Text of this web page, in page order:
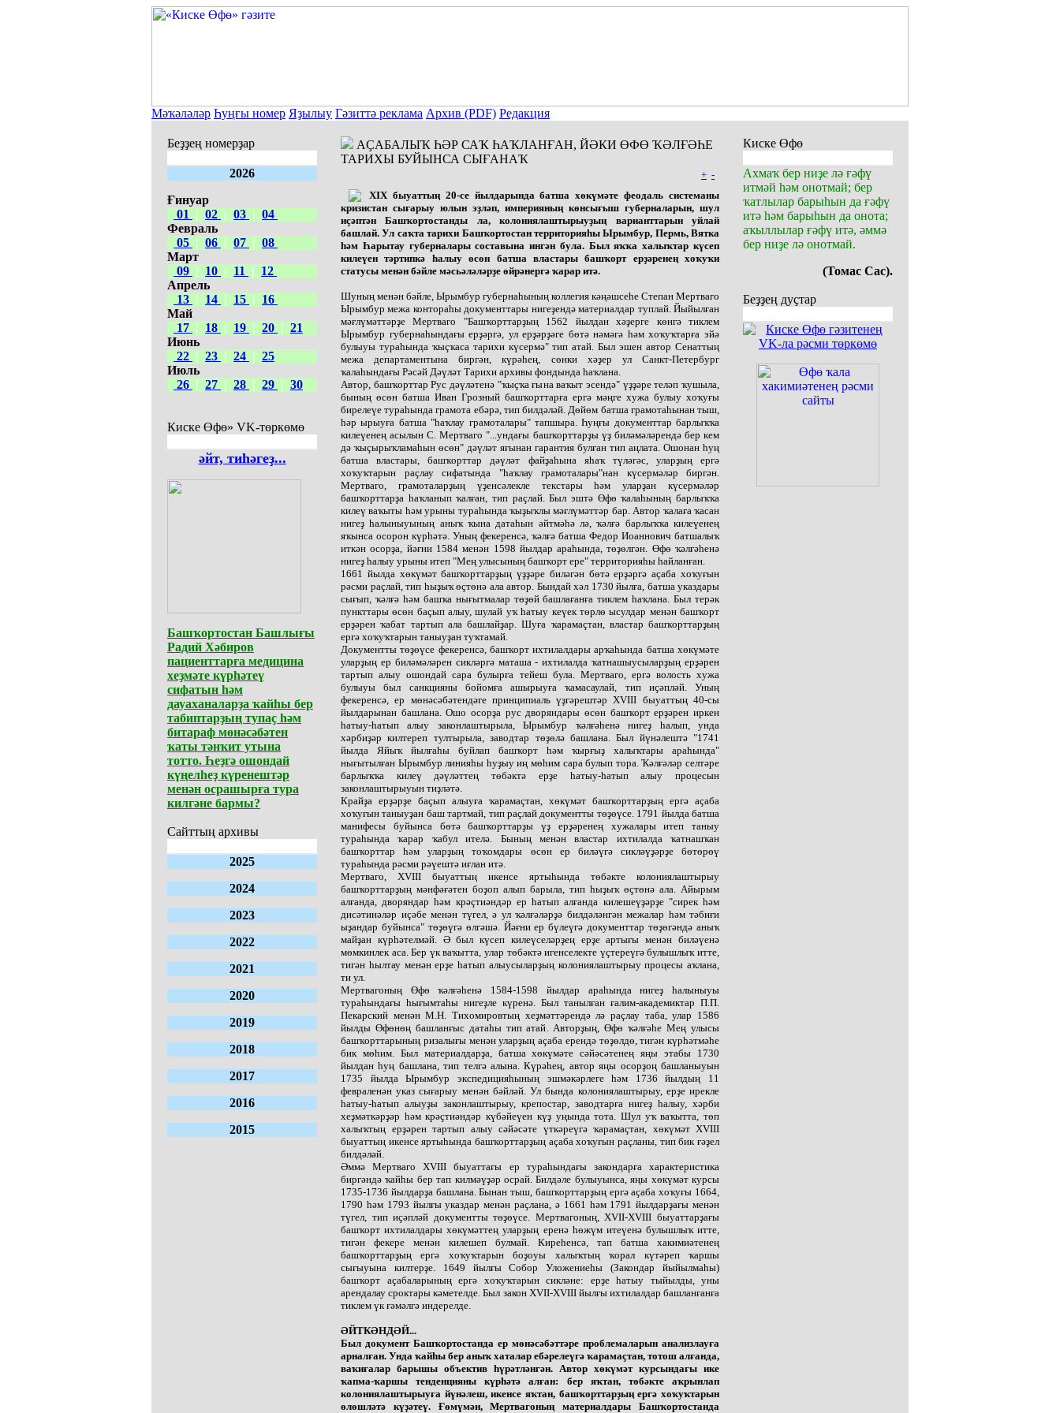
Мәҡәләләр Һуңғы номер Яҙылыу Гәзиттә реклама Архив (PDF) Редакция
Беҙҙең номерҙар
2026
Ғинуар
01
| 02 | 03 | 04
Февраль
05 | 06 | 07 | 08
Март
09 | 10 | 11 |
12
Апрель
13 | 14 | 15 |
16
Май
17 | 18 | 19 | 20 | 21
Июнь
22 | 23 | 24 | 25
Июль
26 | 27 | 28 | 29 | 30
Киске Өфө» VK-төркөмө
әйт, тиһәгеҙ...
Башҡортостан Башлығы
Радий Хәбиров
пациенттарға медицина
хеҙмәте күрһәтеү
сифатын һәм
дауаханаларҙа ҡайһы бер
табиптарҙың тупаҫ һәм
битараф мөнәсәбәтен
ҡаты тәнҡит утына
тотто. Һеҙгә ошондай
күңелһеҙ күренештәр
менән осрашырға тура
килгәне бармы?
Сайттың архивы
2025
2024
2023
2022
2021
2020
2019
2018
2017
2016
2015
АҪАБАЛЫҠ ҺӘР САҠ ҺАҠЛАНҒАН, ЙӘКИ ӨФӨ ҠӘЛҒӘҺЕ
ТАРИХЫ БУЙЫНСА СЫҒАНАҠ
+ -
XIX быуаттың 20-се йылдарында батша хөкүмәте феодаль системаны
кризистан сығарыу юлын эҙләп, империяның көнсығыш губерналарын, шул
иҫәптән Башҡортостанды ла, колониялаштырыуҙың варианттарын уйлай
башлай. Ул саҡта тарихи Башҡортостан территорияһы Ырымбур, Пермь, Вятка
һәм Һарытау губерналары составына ингән була. Был яҡҡа халыҡтар күсеп
килеүен тәртипкә һалыу өсөн батша властары башҡорт ерҙәренең хоҡуҡи
статусы менән бәйле мәсьәләләрҙе өйрәнергә ҡарар итә.
Шуның менән бәйле, Ырымбур губернаһының коллегия кәңәшсеһе Степан Мертваго
Ырымбур межа контораһы документтары нигеҙендә материалдар туплай. Йыйылған
мәғлүмәттәрҙе Мертваго "Башҡорттарҙың 1562 йылдан хәҙерге көнгә тиклем
Ырымбур губернаһындағы ерҙәргә, ул ерҙәрҙәге бөтә нәмәгә һәм хоҡуҡтарға эйә
булыуы тураһында ҡыҫҡаса тарихи күсермә" тип атай. Был эшен автор Сенаттың
межа департаментына биргән, күрәһең, сөнки хәҙер ул Санкт-Петербург
ҡалаһындағы Рәсәй Дәүләт Тарихи архивы фондында һаҡлана.
Автор, башҡорттар Рус дәүләтенә "ҡыҫҡа ғына ваҡыт эсендә" үҙҙәре теләп ҡушыла,
бының өсөн батша Иван Грозный башҡорттарға ергә мәңге хужа булыу хоҡуғы
бирелеүе тураһында грамота ебәрә, тип билдәләй. Дөйөм батша грамотаһынан тыш,
һәр ырыуға батша "һаҡлау грамоталары" тапшыра. Һуңғы документтар барлыҡҡа
килеүенең асылын С. Мертваго "...ундағы башҡорттарҙы үҙ биләмәләрендә бер кем
дә ҡыҫырыҡламаһын өсөн" дәүләт яғынан гарантия булған тип аңлата. Ошонан һуң
батша властары, башҡорттар дәүләт файҙаһына яһаҡ түләгәс, уларҙың ергә
хоҡуҡтарын раҫлау сифатында "һаҡлау грамоталары"нан күсермәләр биргән.
Мертваго, грамоталарҙың үҙенсәлекле текстары һәм уларҙан күсермәләр
башҡорттарҙа һаҡланып ҡалған, тип раҫлай. Был эштә Өфө ҡалаһының барлыҡҡа
килеү ваҡыты һәм урыны тураһында ҡыҙыҡлы мәғлүмәттәр бар. Автор ҡалаға ҡасан
нигеҙ һалыныуының аныҡ ҡына датаһын әйтмәһә лә, ҡәлғә барлыҡҡа килеүенең
яҡынса осорон күрһәтә. Уның фекеренсә, ҡәлғә батша Федор Иоаннович батшалыҡ
иткән осорҙа, йәғни 1584 менән 1598 йылдар араһында, төҙөлгән. Өфө ҡәлғәһенә
нигеҙ һалыу урыны итеп "Мең улысының башҡорт ере" территорияһы һайланған.
1661 йылда хөкүмәт башҡорттарҙың үҙҙәре биләгән бөтә ерҙәргә аҫаба хоҡуғын
рәсми раҫлай, тип һыҙыҡ өҫтөнә ала автор. Бындай хәл 1730 йылға, батша указдары
сығып, ҡәлғә һәм башҡа нығытмалар төҙөй башлағанға тиклем һаҡлана. Был терәк
пункттары өсөн баҫып алыу, шулай уҡ һатыу кеүек төрлө ысулдар менән башҡорт
ерҙәрен ҡабат тартып ала башлайҙар. Шуға ҡарамаҫтан, властар башҡорттарҙың
ергә хоҡуҡтарын таныуҙан туҡтамай.
Документты төҙөүсе фекеренсә, башҡорт ихтилалдары арҡаһында батша хөкүмәте
уларҙың ер биләмәләрен сикләргә маташа - ихтилалда ҡатнашыусыларҙың ерҙәрен
тартып алыу ошондай сара булырға тейеш була. Мертваго, ергә волость хужа
булыуы был санкцияны бойомға ашырыуға ҡамасаулай, тип иҫәпләй. Уның
фекеренсә, ер мөнәсәбәтендәге принципиаль үҙгәрештәр XVIII быуаттың 40-сы
йылдарынан башлана. Ошо осорҙа рус дворяндары өсөн башҡорт ерҙәрен иркен
һатыу-һатып алыу законлаштырыла, Ырымбур ҡәлғәһенә нигеҙ һалып, унда
хәрбиҙәр килтереп тултырыла, заводтар төҙөлә башлана. Был йүнәлештә "1741
йылда Яйыҡ йылғаһы буйлап башҡорт һәм ҡырғыҙ халыҡтары араһында"
нығытылған Ырымбур линияһы һуҙыу иң мөһим сара булып тора. Ҡәлғәләр селтәре
барлыҡҡа килеү дәүләттең төбәктә ерҙе һатыу-һатып алыу процесын
законлаштырыуын тиҙләтә.
Крайҙа ерҙәрҙе баҫып алыуға ҡарамаҫтан, хөкүмәт башҡорттарҙың ергә аҫаба
хоҡуғын таныуҙан баш тартмай, тип раҫлай документты төҙөүсе. 1791 йылда батша
манифесы буйынса бөтә башҡорттарҙы үҙ ерҙәренең хужалары итеп таныу
тураһында ҡарар ҡабул ителә. Бының менән властар ихтилалда ҡатнашҡан
башҡорттар һәм уларҙың тоҡомдары өсөн ер биләүгә сикләүҙәрҙе бөтөрөү
тураһында рәсми рәүештә иғлан итә.
Мертваго, XVIII быуаттың икенсе яртыһында төбәкте колониялаштырыу
башҡорттарҙың мәнфәғәтен боҙоп алып барыла, тип һыҙыҡ өҫтөнә ала. Айырым
алғанда, дворяндар һәм крәҫтиәндәр ер һатып алғанда килешеүҙәрҙе "сирек һәм
дисәтинәләр иҫәбе менән түгел, ә ул ҡәлғәләрҙә билдәләнгән межалар һәм тәбиғи
ыҙандар буйынса" төҙөүгә өлгәшә. Йәғни ер бүлеүгә документтар төҙөгәндә аныҡ
майҙан күрһәтелмәй. Ә был күсеп килеүселәрҙең ерҙе артығы менән биләүенә
мөмкинлек аса. Бер үк ваҡытта, улар төбәктә игенселекте үҫтереүгә булышлыҡ итте,
тигән һылтау менән ерҙе һатып алыусыларҙың колониялаштырыу процесы аҡлана,
ти ул.
Мертвагоның Өфө ҡәлғәһенә 1584-1598 йылдар араһында нигеҙ һалыныуы
тураһындағы һығымтаһы нигеҙле күренә. Был танылған ғалим-академиктар П.П.
Пекарский менән М.Н. Тихомировтың хеҙмәттәрендә лә раҫлау таба, улар 1586
йылды Өфөнөң башланғыс датаһы тип атай. Авторҙың, Өфө ҡәлғәһе Мең улысы
башҡорттарының ризалығы менән уларҙың аҫаба ерендә төҙөлдө, тигән күрһәтмәһе
бик мөһим. Был материалдарҙа, батша хөкүмәте сәйәсәтенең яңы этабы 1730
йылдан һуң башлана, тип телгә алына. Күрәһең, автор яңы осорҙоң башланыуын
1735 йылда Ырымбур экспедицияһының эшмәкәрлеге һәм 1736 йылдың 11
февраленән указ сығарыу менән бәйләй. Ул бында колониялаштырыу, ерҙе ирекле
һатыу-һатып алыуҙы законлаштырыу, крепостар, заводтарға нигеҙ һалыу, хәрби
хеҙмәткәрҙәр һәм крәҫтиәндәр күбәйеүен күҙ уңында тота. Шул уҡ ваҡытта, төп
халыҡтың ерҙәрен тартып алыу сәйәсәте үткәреүгә ҡарамаҫтан, хөкүмәт XVIII
быуаттың икенсе яртыһында башҡорттарҙың аҫаба хоҡуғын раҫланы, тип бик ғәҙел
билдәләй.
Әммә Мертваго XVIII быуаттағы ер тураһындағы закондарға характеристика
биргәндә ҡайһы бер тап килмәүҙәр осрай. Билдәле булыуынса, яңы хөкүмәт курсы
1735-1736 йылдарҙа башлана. Бынан тыш, башҡорттарҙың ергә аҫаба хоҡуғы 1664,
1790 һәм 1793 йылғы указдар менән раҫлана, ә 1661 һәм 1791 йылдарҙағы менән
түгел, тип иҫәпләй документты төҙөүсе. Мертвагоның, XVII-XVIII быуаттарҙағы
башҡорт ихтилалдары хөкүмәттең уларҙың еренә һөжүм итеүенә булышлыҡ итте,
тигән фекере менән килешеп булмай. Киреһенсә, тап батша хакимиәтенең
башҡорттарҙың ергә хоҡуҡтарын боҙоуы халыҡтың ҡорал күтәреп ҡаршы
сығыуына килтерҙе. 1649 йылғы Собор Уложениеһы (Закондар йыйылмаһы)
башҡорт аҫабаларының ергә хоҡуҡтарын сикләне: ерҙе һатыу тыйылды, уны
арендалау сроктары кәметелде. Был закон XVII-XVIII йылғы ихтилалдар башланғанға
тиклем үк ғәмәлгә индерелде.
ӘЙТКӘНДӘЙ...
Был документ Башҡортостанда ер мөнәсәбәттәре проблемаларын анализлауға
арналған. Унда ҡайһы бер аныҡ хаталар ебәрелеүгә ҡарамаҫтан, тотош алғанда,
ваҡиғалар барышы объектив һүрәтләнгән. Автор хөкүмәт курсындағы ике
ҡапма-ҡаршы тенденцияны күрһәтә алған: бер яҡтан, төбәкте аҡрынлап
колониялаштырыуға йүнәлеш, икенсе яҡтан, башҡорттарҙың ергә хоҡуҡтарын
өлөшләтә күҙәтеү. Ғөмүмән, Мертвагоның материалдары Башҡортостанда
Киске Өфө
Ахмаҡ бер ниҙе лә ғәфү
итмәй һәм онотмай; бер
ҡатлылар барыһын да ғәфү
итә һәм барыһын да онота;
аҡыллылар ғәфү итә, әммә
бер ниҙе лә онотмай.
(Томас Сас).
Беҙҙең дуҫтар